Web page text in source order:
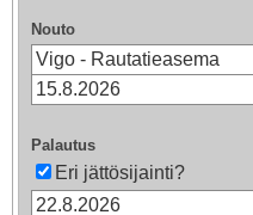
Nouto
Palautus
Eri jättösijainti?